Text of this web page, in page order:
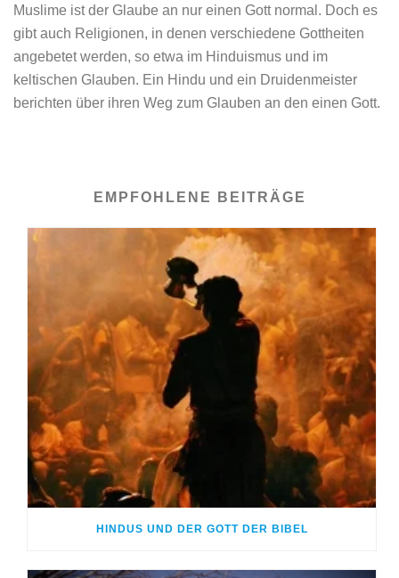
Muslime ist der Glaube an nur einen Gott normal. Doch es
gibt auch Religionen, in denen verschiedene Gottheiten
angebetet werden, so etwa im Hinduismus und im
keltischen Glauben. Ein Hindu und ein Druidenmeister
berichten über ihren Weg zum Glauben an den einen Gott.
EMPFOHLENE BEITRÄGE
HINDUS UND DER GOTT DER BIBEL